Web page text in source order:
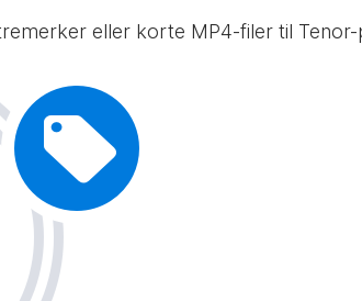
eller korte MP4-filer til